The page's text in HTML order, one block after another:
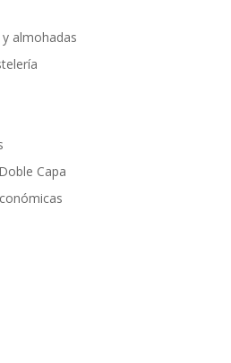
almohadas
Capa